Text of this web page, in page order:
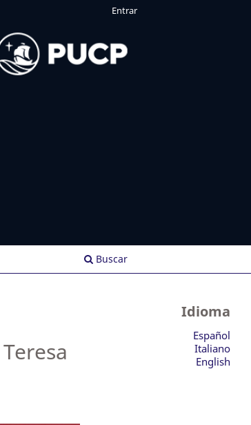
Buscar
Entrar
Idioma
Español
Italiano
English